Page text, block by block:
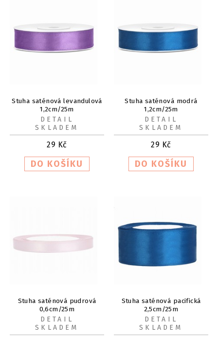
Stuha saténová levandulová
1,2cm/25m
29 Kč
DETAIL
SKLADEM
Stuha saténová modrá
1,2cm/25m
29 Kč
DETAIL
SKLADEM
Stuha saténová pudrová
0,6cm/25m
DETAIL
SKLADEM
Stuha saténová pacifická
2,5cm/25m
DETAIL
SKLADEM